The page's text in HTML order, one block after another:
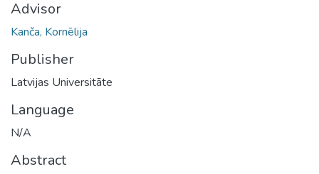
Advisor
Kanča, Kornēlija
Publisher
Latvijas Universitāte
Language
N/A
Abstract